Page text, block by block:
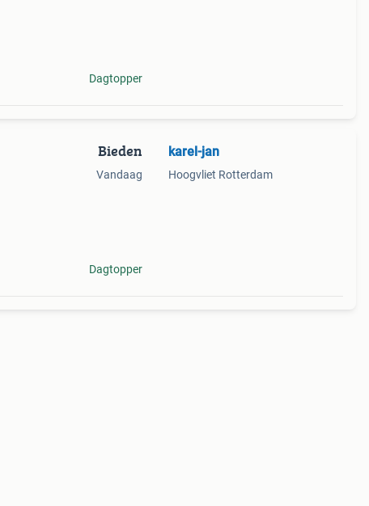
Dagtopper
Bieden
Vandaag
Dagtopper
karel-jan
Hoogvliet Rotterdam